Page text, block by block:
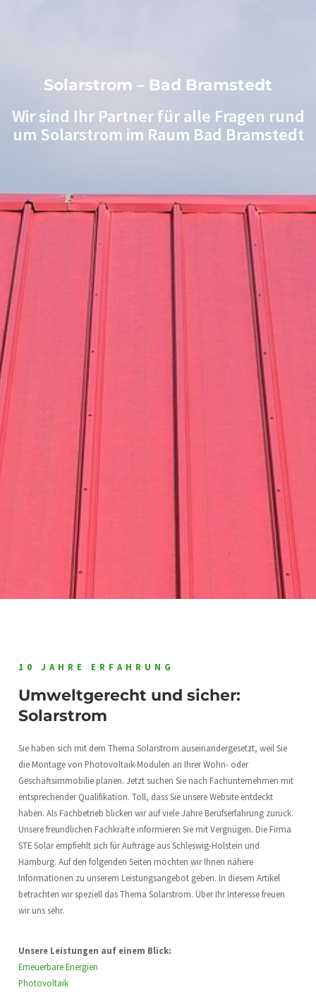
Solarstrom – Bad Bramstedt
Wir sind Ihr Partner für alle Fragen rund
um Solarstrom im Raum Bad Bramstedt
10 JAHRE ERFAHRUNG
Umweltgerecht und sicher:
Solarstrom
Sie haben sich mit dem Thema Solarstrom auseinandergesetzt, weil Sie
die Montage von Photovoltaik-Modulen an Ihrer Wohn- oder
Geschäftsimmobilie planen. Jetzt suchen Sie nach Fachunternehmen mit
entsprechender Qualifikation. Toll, dass Sie unsere Website entdeckt
haben. Als Fachbetrieb blicken wir auf viele Jahre Berufserfahrung zurück.
Unsere freundlichen Fachkräfte informieren Sie mit Vergnügen. Die Firma
STE Solar empfiehlt sich für Aufträge aus Schleswig-Holstein und
Hamburg. Auf den folgenden Seiten möchten wir Ihnen nähere
Informationen zu unserem Leistungsangebot geben. In diesem Artikel
betrachten wir speziell das Thema Solarstrom. Über Ihr Interesse freuen
wir uns sehr.
Unsere Leistungen auf einem Blick:
Erneuerbare Energien
Photovoltaik